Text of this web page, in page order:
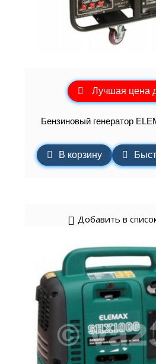
Лучшая цена
Бензиновый генератор
В корзину
Добавить в